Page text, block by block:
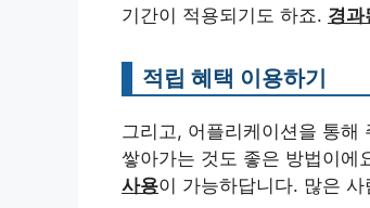
기간이 적용되기도 하죠. 경과
적립 혜택 이용하기
그리고, 어플리케이션을 통해
쌓아가는 것도 좋은 방법이에
사용이 가능하답니다. 많은